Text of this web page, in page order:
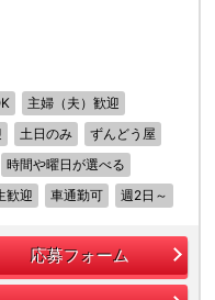
主婦（夫）歓迎
土日のみ
ずんどう屋
時間や曜日が選べる
歓迎 車通勤可 週2日～
応募フォーム